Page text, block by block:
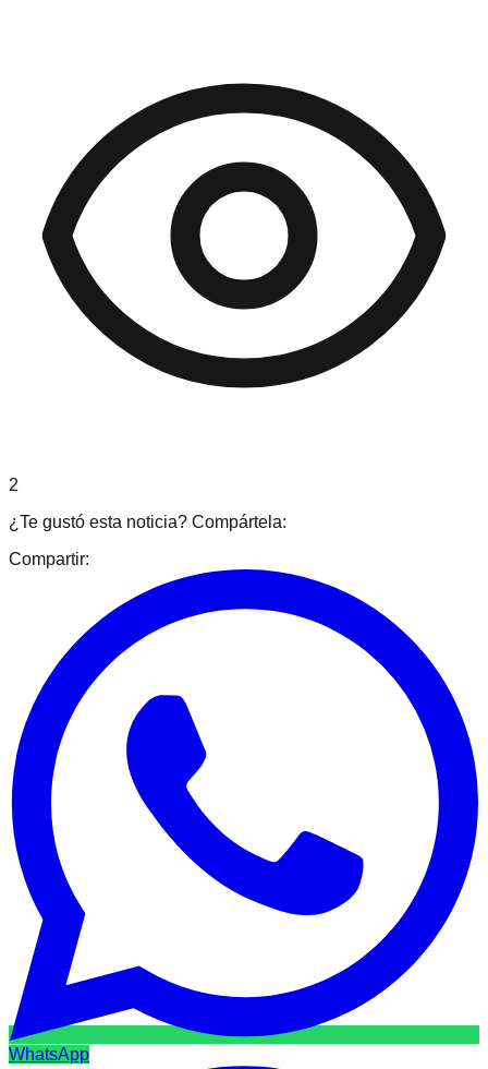
2
¿Te gustó esta noticia? Compártela:
Compartir:
WhatsApp